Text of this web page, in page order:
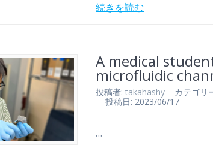
続きを読む
A medical
microfluidic
投稿者:takahashy カテゴリ
投稿日: 2023/06/17
…